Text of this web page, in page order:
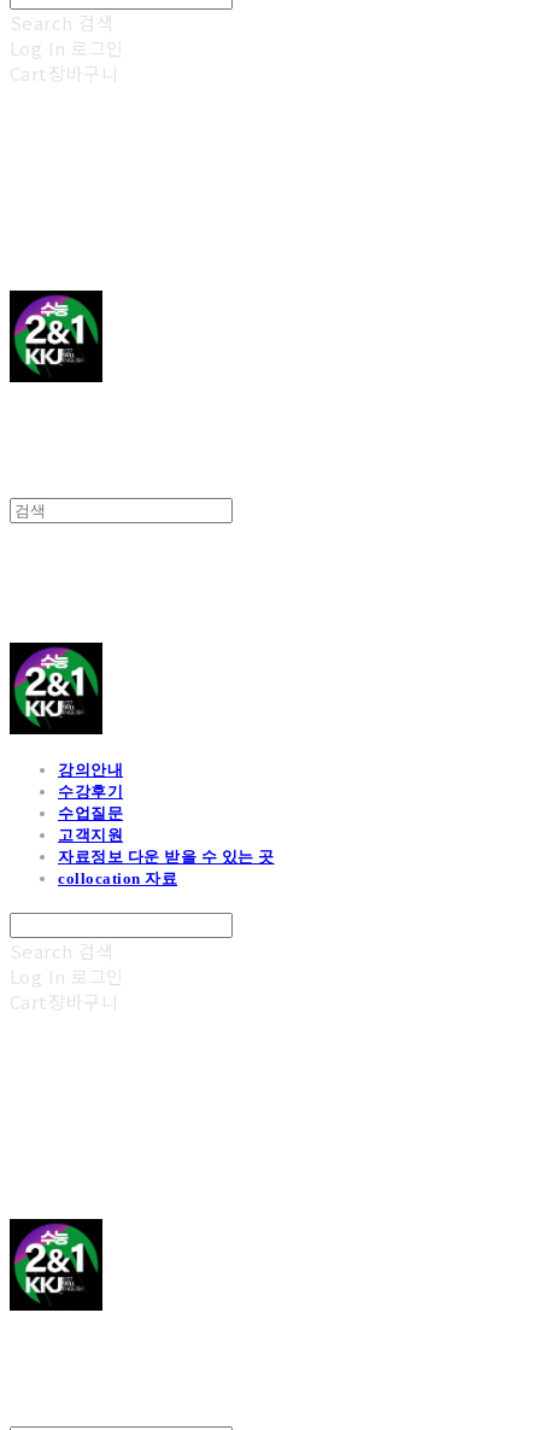
Search 검색
Log In 로그인
Cart장바구니
강의안내
수강후기
수업질문
고객지원
자료정보 다운 받을 수 있는 곳
collocation 자료
Search 검색
Log In 로그인
Cart장바구니